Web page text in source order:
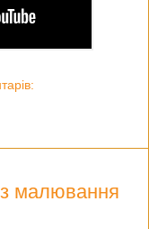
малювання